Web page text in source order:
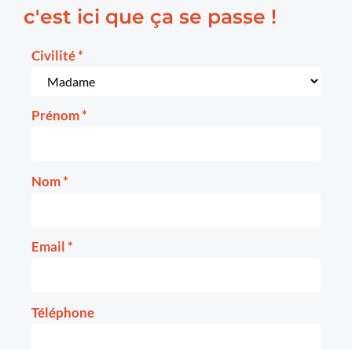
c'est ici que ça se passe !
Civilité*
Prénom*
Nom*
Email*
Téléphone